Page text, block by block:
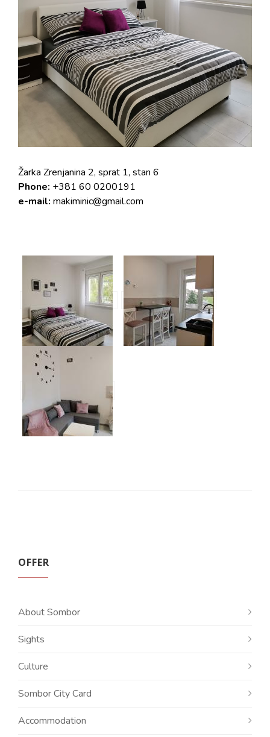
Žarka Zrenjanina 2, sprat 1, stan 6
Phone: +381 60 0200191
e-mail: makiminic@gmail.com
OFFER
About Sombor
Sights
Culture
Sombor City Card
Accommodation